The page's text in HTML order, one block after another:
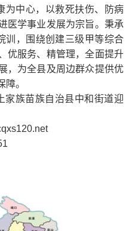
为中心，以救死扶伤、防病
医学事业发展为宗旨。 秉承
训，围绕创建三级甲等综合
优服务、精管理，全面提升
，为全县及周边群众提供优
障。
家族苗族自治县中和街道迎